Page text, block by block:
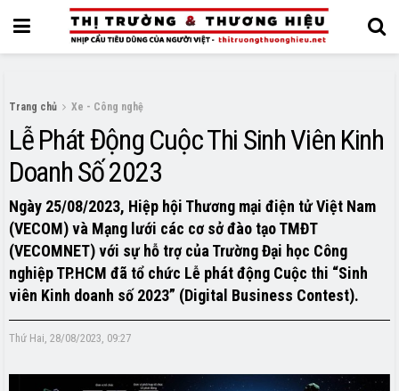
Trang chủ Xe - Công nghệ
Lễ Phát Động Cuộc Thi Sinh Viên Kinh
Doanh Số 2023
Ngày 25/08/2023, Hiệp hội Thương mại điện tử Việt Nam
(VECOM) và Mạng lưới các cơ sở đào tạo TMĐT
(VECOMNET) với sự hỗ trợ của Trường Đại học Công
nghiệp TP.HCM đã tổ chức Lễ phát động Cuộc thi “Sinh
viên Kinh doanh số 2023” (Digital Business Contest).
Thứ Hai, 28/08/2023, 09:27